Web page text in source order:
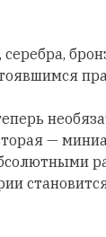
серебра,
—